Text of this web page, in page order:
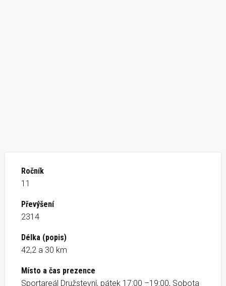
Ročník
11
Převýšení
2314
Délka (popis)
42,2 a 30 km
Místo a čas prezence
Sportareál Družstevní, pátek 17:00 –19:00, Sobota